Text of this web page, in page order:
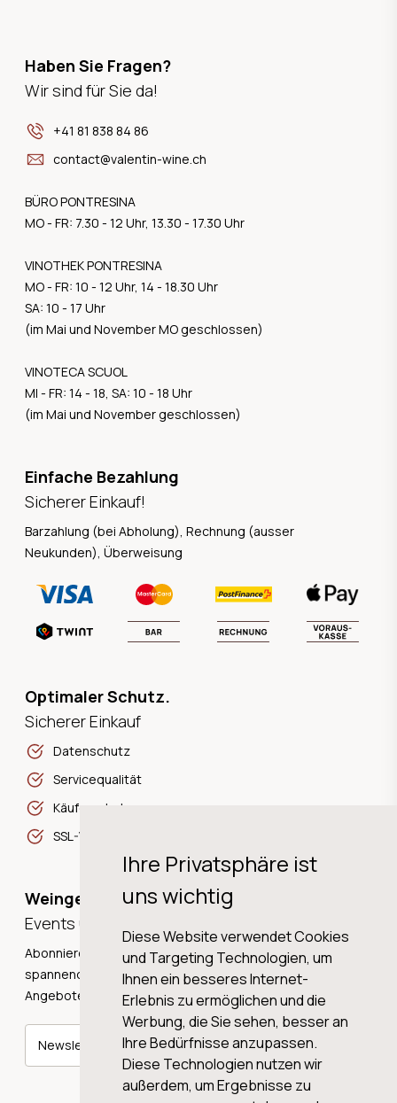
Ihre Privatsphäre ist
uns wichtig
Diese Website verwendet Cookies
und Targeting Technologien, um
Ihnen ein besseres Internet-
Erlebnis zu ermöglichen und die
Werbung, die Sie sehen, besser an
Ihre Bedürfnisse anzupassen.
Diese Technologien nutzen wir
außerdem, um Ergebnisse zu
Haben Sie Fragen?
Wir sind für Sie da!
+41 81 838 84 86
contact@valentin-wine.ch
BÜRO PONTRESINA
MO - FR: 7.30 - 12 Uhr, 13.30 - 17.30 Uhr
VINOTHEK PONTRESINA
MO - FR: 10 - 12 Uhr, 14 - 18.30 Uhr
SA: 10 - 17 Uhr
(im Mai und November MO geschlossen)
VINOTECA SCUOL
MI - FR: 14 - 18, SA: 10 - 18 Uhr
(im Mai und November geschlossen)
Einfache Bezahlung
Sicherer Einkauf!
Barzahlung (bei Abholung), Rechnung (ausser
Neukunden), Überweisung
Optimaler Schutz.
Sicherer Einkauf
Datenschutz
Servicequalität
Käuferschutz
SSL-Verschlüsselung
Weingeschichten,
Events und Neuigkeiten!
Abonnieren Sie unseren Newsletter und erhalten Sie
spannende Weingeschichten, Neuigkeiten und tolle
Angebote direkt in Ihre Mailbox.
Newsletter abonnieren